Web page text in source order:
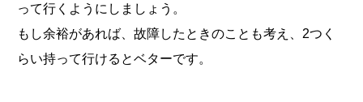
って行くようにしましょう。
もし余裕があれば、故障したときのことも考え、2つく
らい持って行けるとベターです。